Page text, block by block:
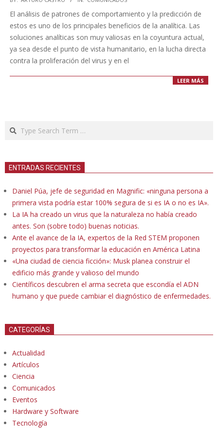
05-
El análisis de patrones de comportamiento y la predicción de
estos es uno de los principales beneficios de la analítica. Las
soluciones analíticas son muy valiosas en la coyuntura actual,
ya sea desde el punto de vista humanitario, en la lucha directa
contra la proliferación del virus y en el
LEER MÁS
Search
ENTRADAS RECIENTES
Daniel Púa, jefe de seguridad en Magnific: «ninguna persona a
primera vista podría estar 100% segura de si es IA o no es IA».
La IA ha creado un virus que la naturaleza no había creado
antes. Son (sobre todo) buenas noticias.
Ante el avance de la IA, expertos de la Red STEM proponen
proyectos para transformar la educación en América Latina
«Una ciudad de ciencia ficción»: Musk planea construir el
edificio más grande y valioso del mundo
Científicos descubren el arma secreta que escondía el ADN
humano y que puede cambiar el diagnóstico de enfermedades.
CATEGORÍAS
Actualidad
Artículos
Ciencia
Comunicados
Eventos
Hardware y Software
Tecnología